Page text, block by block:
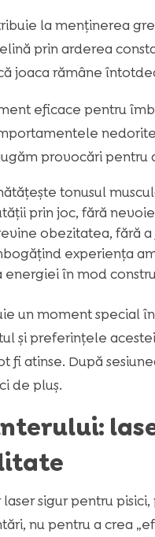
la menținerea
prin arderea
joaca rămâne
eficace pentru
provocări pentru
tonusul
prin joc, fără
obezitatea, fără
experiența
în mod
un moment special
și preferințele
fi atinse. După
de pluș.
sigur pentru
nu pentru a crea